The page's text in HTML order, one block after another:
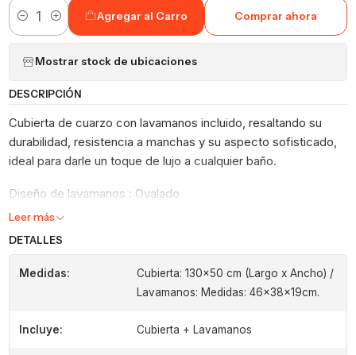
Cantidad
Agregar al Carro Comprar ahora
Mostrar stock de ubicaciones
DESCRIPCIÓN
Cubierta de cuarzo con lavamanos incluido, resaltando su
durabilidad, resistencia a manchas y su aspecto sofisticado,
ideal para darle un toque de lujo a cualquier baño.
Diseño de lavamanos : Ovalado
Leer más
DETALLES
Medidas:
Cubierta: 130x50 cm (Largo x Ancho) /
Lavamanos: Medidas: 46x38x19cm.
Incluye: Cubierta + Lavamanos